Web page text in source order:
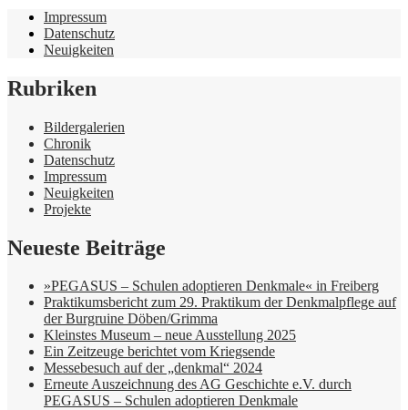
Impressum
Datenschutz
Neuigkeiten
Rubriken
Bildergalerien
Chronik
Datenschutz
Impressum
Neuigkeiten
Projekte
Neueste Beiträge
»PEGASUS – Schulen adoptieren Denkmale« in Freiberg
Praktikumsbericht zum 29. Praktikum der Denkmalpflege auf
der Burgruine Döben/Grimma
Kleinstes Museum – neue Ausstellung 2025
Ein Zeitzeuge berichtet vom Kriegsende
Messebesuch auf der „denkmal“ 2024
Erneute Auszeichnung des AG Geschichte e.V. durch
PEGASUS – Schulen adoptieren Denkmale